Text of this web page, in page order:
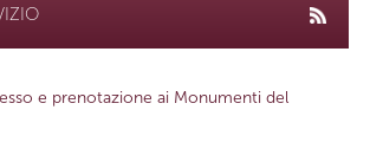
e prenotazione ai Monumenti del